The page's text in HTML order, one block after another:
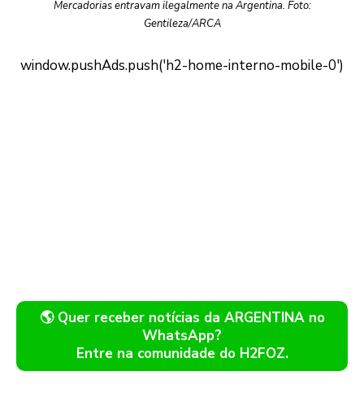
Mercadorias entravam ilegalmente na Argentina. Foto:
Gentileza/ARCA
🌎 Quer receber notícias da ARGENTINA no
WhatsApp?
Entre na comunidade do H2FOZ.